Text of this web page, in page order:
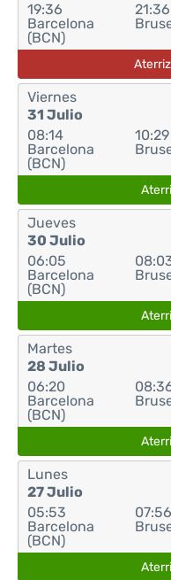
19:36
Barcelona
(BCN)
21:36
Viernes
31 Julio
08:14
Barcelona
(BCN)
10:29
Jueves
30 Julio
06:05
Barcelona
(BCN)
Martes
28 Julio
06:20
Barcelona
(BCN)
Lunes
27 Julio
05:53
Barcelona
(BCN)
07:56